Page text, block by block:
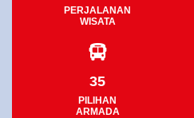
PERJALANAN
WISATA
35
PILIHAN
ARMADA